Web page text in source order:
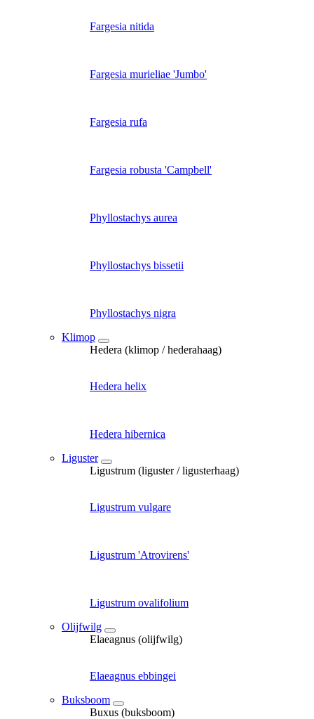
Fargesia nitida
Fargesia murieliae 'Jumbo'
Fargesia rufa
Fargesia robusta 'Campbell'
Phyllostachys aurea
Phyllostachys bissetii
Phyllostachys nigra
Klimop
Hedera (klimop / hederahaag)
Hedera helix
Hedera hibernica
Liguster
Ligustrum (liguster / ligusterhaag)
Ligustrum vulgare
Ligustrum 'Atrovirens'
Ligustrum ovalifolium
Olijfwilg
Elaeagnus (olijfwilg)
Elaeagnus ebbingei
Buksboom
Buxus (buksboom)